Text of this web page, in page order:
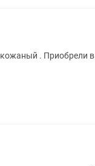
. Приобрели в